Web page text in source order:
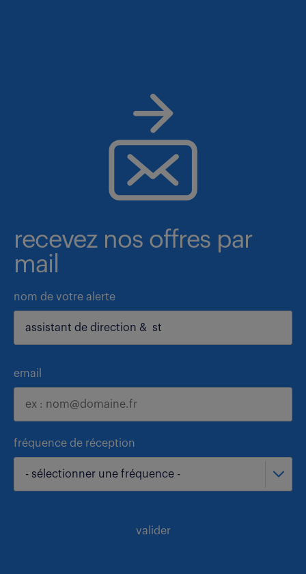
recevez nos offres par
mail
nom de votre alerte
email
fréquence de réception
- sélectionner une fréquence -
valider